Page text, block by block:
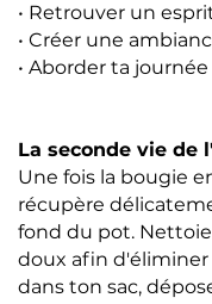
• Retrouver un
• Créer une
• Aborder ta
La seconde vie de
Une fois la bougie
récupère
fond du pot.
doux afin d'éliminer
dans ton sac,